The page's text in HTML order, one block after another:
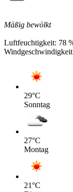
Mäßig bewölkt
Luftfeuchtigkeit: 78
29°C
Sonntag
27°C
Montag
21°C